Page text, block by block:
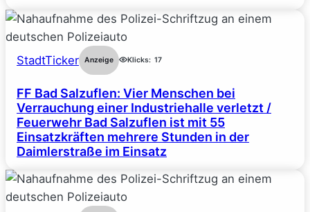
StadtTicker Anzeige Klicks: 17
FF Bad Salzuflen: Vier Menschen bei
Verrauchung einer Industriehalle verletzt /
Feuerwehr Bad Salzuflen ist mit 55
Einsatzkräften mehrere Stunden in der
Daimlerstraße im Einsatz